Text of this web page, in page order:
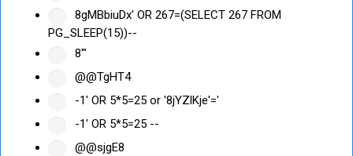
8gMBbiuDx' OR 267=(SELECT 267 FROM
PG_SLEEP(15))--
8'"
@@TgHT4
-1' OR 5*5=25 or '8jYZlKje'='
-1' OR 5*5=25 --
@@sjgE8